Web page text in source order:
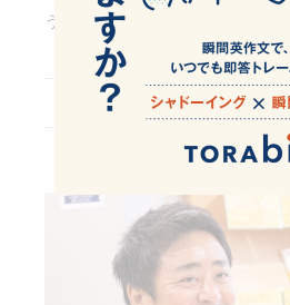
う方には、おすすめのスクールです
受講生のインタビューも